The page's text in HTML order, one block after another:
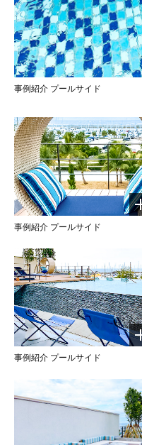
事例紹介 プールサイド
事例紹介 プールサイド
事例紹介 プールサイド